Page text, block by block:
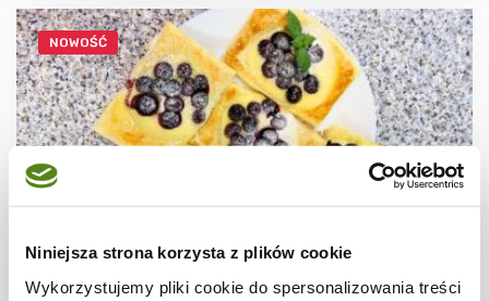
Niniejsza strona korzysta z plików cookie
Wykorzystujemy pliki cookie do spersonalizowania treści
NOWOŚĆ
CIASTECZKA